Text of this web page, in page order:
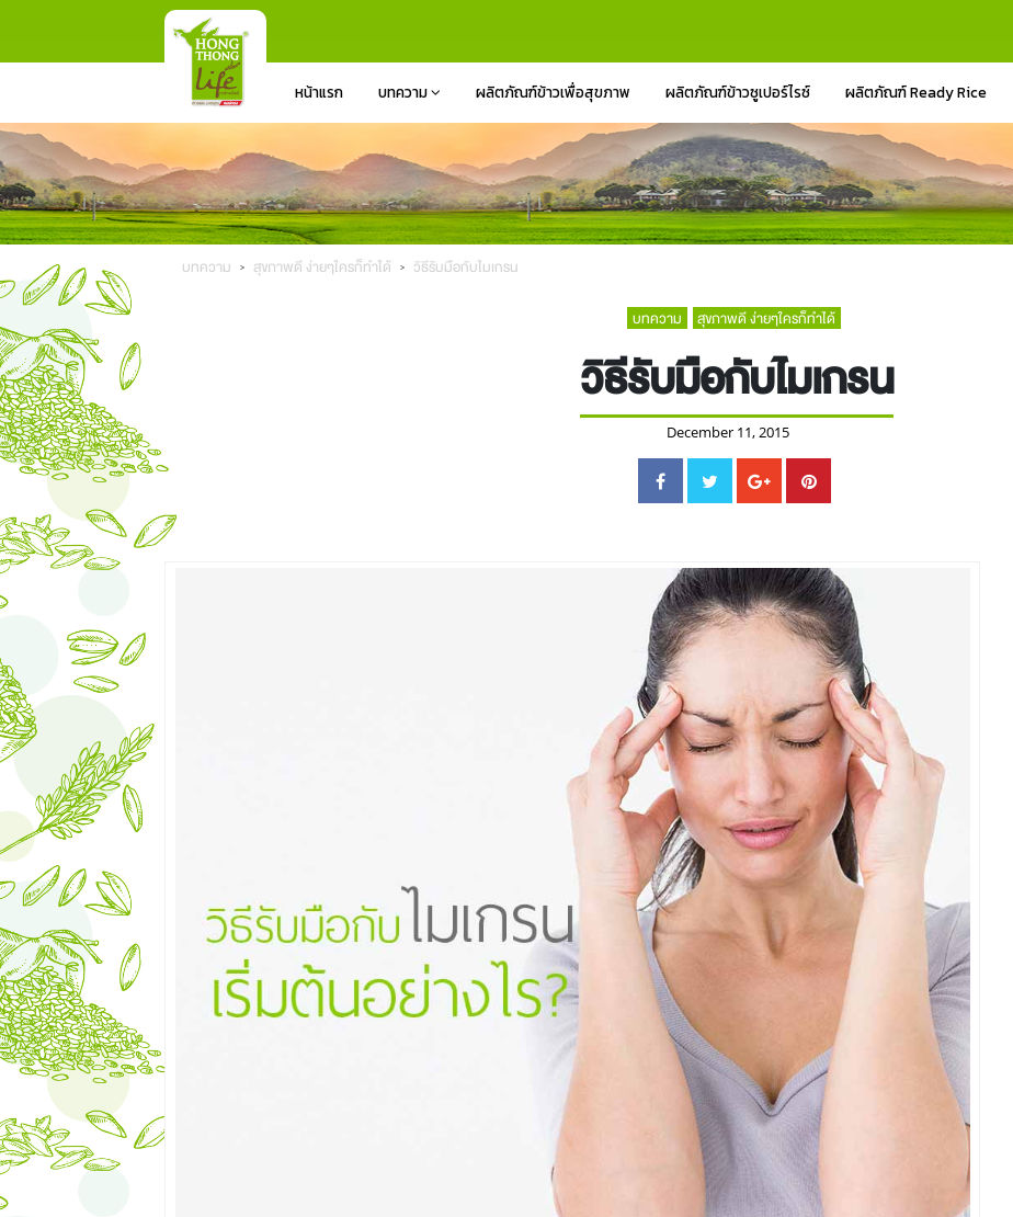
หน้าแรก บทความ ผลิตภัณฑ์ข้าวเพื่อสุขภาพ ผลิตภัณฑ์ข้าวซูเปอร์ไรซ์ ผลิตภัณฑ์ Ready Rice
บทความ สุขภาพดี ง่ายๆใครก็ทำได้ วิธีรับมือกับไมเกรน
บทความ สุขภาพดี ง่ายๆใครก็ทำได้
วิธีรับมือกับไมเกรน
December 11, 2015